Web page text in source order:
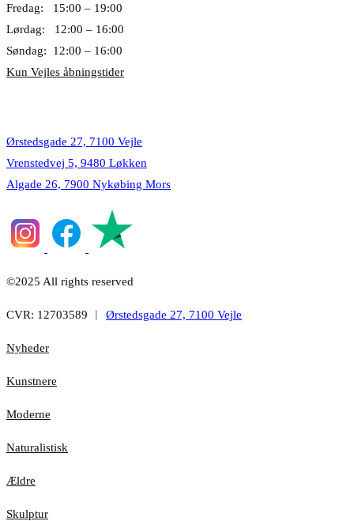
Fredag: 15:00 – 19:00
Lørdag: 12:00 – 16:00
Søndag: 12:00 – 16:00
Kun Vejles åbningstider
Ørstedsgade 27, 7100 Vejle
Vrenstedvej 5, 9480 Løkken
Algade 26, 7900 Nykøbing Mors
©2025 All rights reserved
CVR: 12703589 ︱ Ørstedsgade 27, 7100 Vejle
Nyheder
Kunstnere
Moderne
Naturalistisk
Ældre
Skulptur